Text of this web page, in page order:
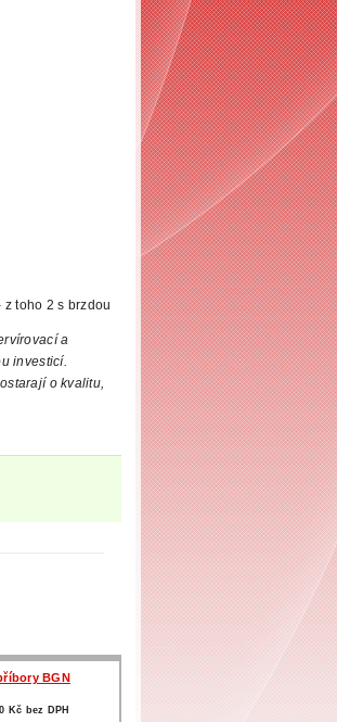
z toho 2 s brzdou
a
investicí.
o kvalitu,
BGN
Kč bez DPH